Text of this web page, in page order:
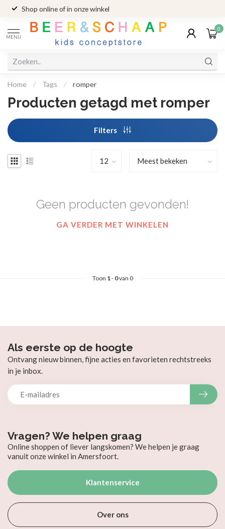
Shop online of in onze winkel
MENU
0
Home / Tags / romper
Producten getagd met romper
Filters
Geen producten gevonden!
GA VERDER MET WINKELEN
Toon 1- 0van 0
Vragen? We helpen graag
Online shoppen of liever langskomen? We helpen je graag
vanuit onze winkel in Amersfoort.
Klantenservice
Over ons
Als eerste op de hoogte
Ontvang nieuw binnen, fijne acties en favorieten rechtstreeks
in je inbox.